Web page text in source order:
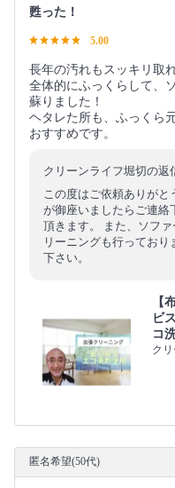
甦った！
5.00
長年の汚れもスッキリ取
全体的にふっくらして、
蘇りました！
ヘタレた所も、ふっくら
おすすめです。
クリーンライフ堀切の返
この度はご依頼ありが
が御座いましたらご連絡
頂きます。 また、ソフ
リーニングも行ってお
下さい。
【
ビ
コ
ク
匿名希望(50代)